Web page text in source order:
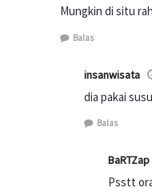
Mungkin di situ
Balas
insanwisata
dia pakai
Balas
BaRTZap
Psstt